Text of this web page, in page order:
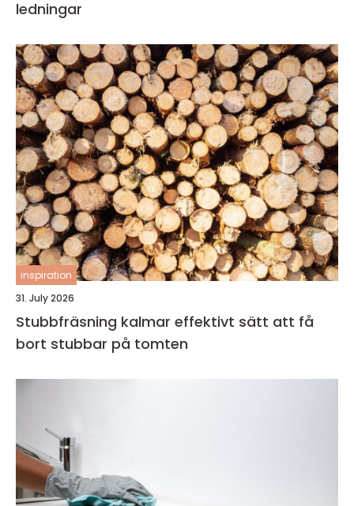
ledningar
inspiration
31. July 2026
Stubbfräsning kalmar effektivt sätt att få
bort stubbar på tomten